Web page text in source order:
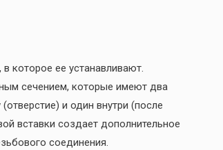
которое ее устанавливают.
сечением, которые имеют два
и один внутри (после
вставки создает дополнительное
соединения.